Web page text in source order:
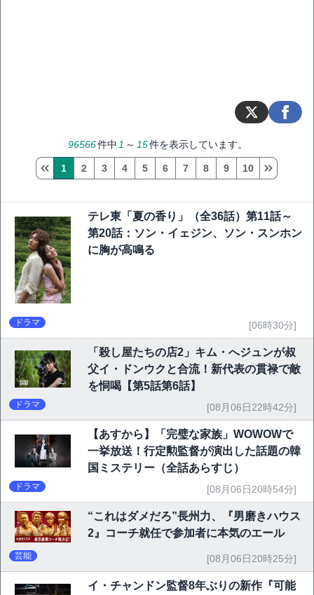
96566件中 1 ～ 15件を表示しています。
1 2 3 4 5 6 7 8 9 10
テレ東「夏の香り」（全36話）第11話～
第20話：ソン・イェジン、ソン・スンホン
に胸が高鳴る
ドラマ [06時30分]
「殺し屋たちの店2」キム・へジュンが叔
父イ・ドンウクと合流！新代表の貫禄で敵
を恫喝【第5話第6話】
ドラマ [08月06日22時42分]
【あすから】「完璧な家族」WOWOWで
一挙放送！行定勲監督が演出した話題の韓
国ミステリー（全話あらすじ）
ドラマ [08月06日20時54分]
“これはダメだろ”長州力、『男磨きハウス
2』コーチ就任で参加者に本気のエール
芸能 [08月06日20時25分]
イ・チャンドン監督8年ぶりの新作『可能